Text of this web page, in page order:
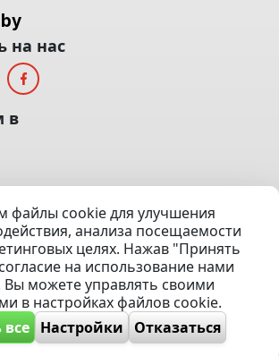
авто: 5 этаж)
— Продажа, выкуп и обмен | УНП
Минск
файлы cookie для улучшения
анализа посещаемости
целях. Нажав "Принять
на использование нами
можете управлять своими
в настройках файлов cookie.
Настройки Отказаться
на нас
в